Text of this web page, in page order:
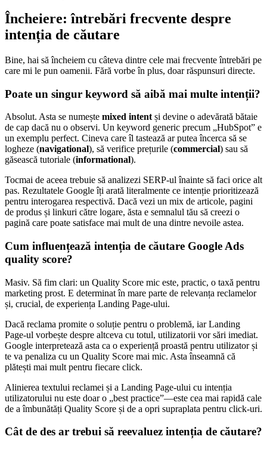
Încheiere: întrebări frecvente despre
intenția de căutare
Bine, hai să încheiem cu câteva dintre cele mai frecvente întrebări pe
care mi le pun oamenii. Fără vorbe în plus, doar răspunsuri directe.
Poate un singur keyword să aibă mai multe intenții?
Absolut. Asta se numește mixed intent și devine o adevărată bătaie
de cap dacă nu o observi. Un keyword generic precum „HubSpot” e
un exemplu perfect. Cineva care îl tastează ar putea încerca să se
logheze (navigational), să verifice prețurile (commercial) sau să
găsească tutoriale (informational).
Tocmai de aceea trebuie să analizezi SERP-ul înainte să faci orice alt
pas. Rezultatele Google îți arată literalmente ce intenție prioritizează
pentru interogarea respectivă. Dacă vezi un mix de articole, pagini
de produs și linkuri către logare, ăsta e semnalul tău să creezi o
pagină care poate satisface mai mult de una dintre nevoile astea.
Cum influențează intenția de căutare Google Ads
quality score?
Masiv. Să fim clari: un Quality Score mic este, practic, o taxă pentru
marketing prost. E determinat în mare parte de relevanța reclamelor
și, crucial, de experiența Landing Page-ului.
Dacă reclama promite o soluție pentru o problemă, iar Landing
Page-ul vorbește despre altceva cu totul, utilizatorii vor sări imediat.
Google interpretează asta ca o experiență proastă pentru utilizator și
te va penaliza cu un Quality Score mai mic. Asta înseamnă că
plătești mai mult pentru fiecare click.
Alinierea textului reclamei și a Landing Page-ului cu intenția
utilizatorului nu este doar o „best practice”—este cea mai rapidă cale
de a îmbunătăți Quality Score și de a opri supraplata pentru click-uri.
Cât de des ar trebui să reevaluez intenția de căutare?